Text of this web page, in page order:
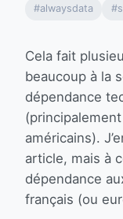
#alwaysdata
Cela fait
beaucoup à la
dépendance
américains).
article, mais à
dépendance
français (ou